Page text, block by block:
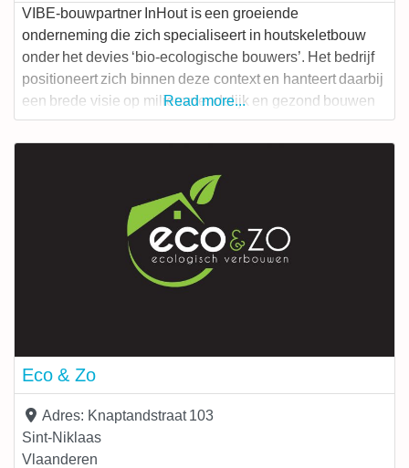
VIBE-bouwpartner InHout is een groeiende
onderneming die zich specialiseert in houtskeletbouw
onder het devies ‘bio-ecologische bouwers’. Het bedrijf
positioneert zich binnen deze context en hanteert daarbij
een brede visie op milieuvriendelijk en gezond bouwen
en wonen. Van een maatwerkvervaardigend bedrijf
groeide InHout uit tot een volwaardige
VIBE-bouwpartner zet in op lokale werken in de regio
Read more...
Eco & Zo
Adres: Knaptandstraat 103
Sint-Niklaas
Vlaanderen